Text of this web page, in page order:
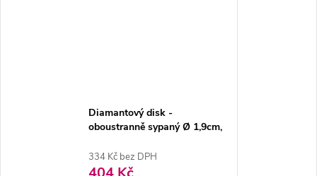
Diamantový disk -
oboustranně sypaný Ø 1,9cm,
334 Kč bez DPH